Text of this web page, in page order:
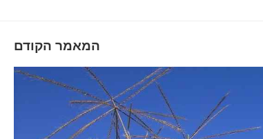
המאמר הקודם